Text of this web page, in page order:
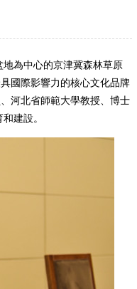
為中心的京津冀森林草原
國際影響力的核心文化品牌
河北省師範大學教授、博士
建設。